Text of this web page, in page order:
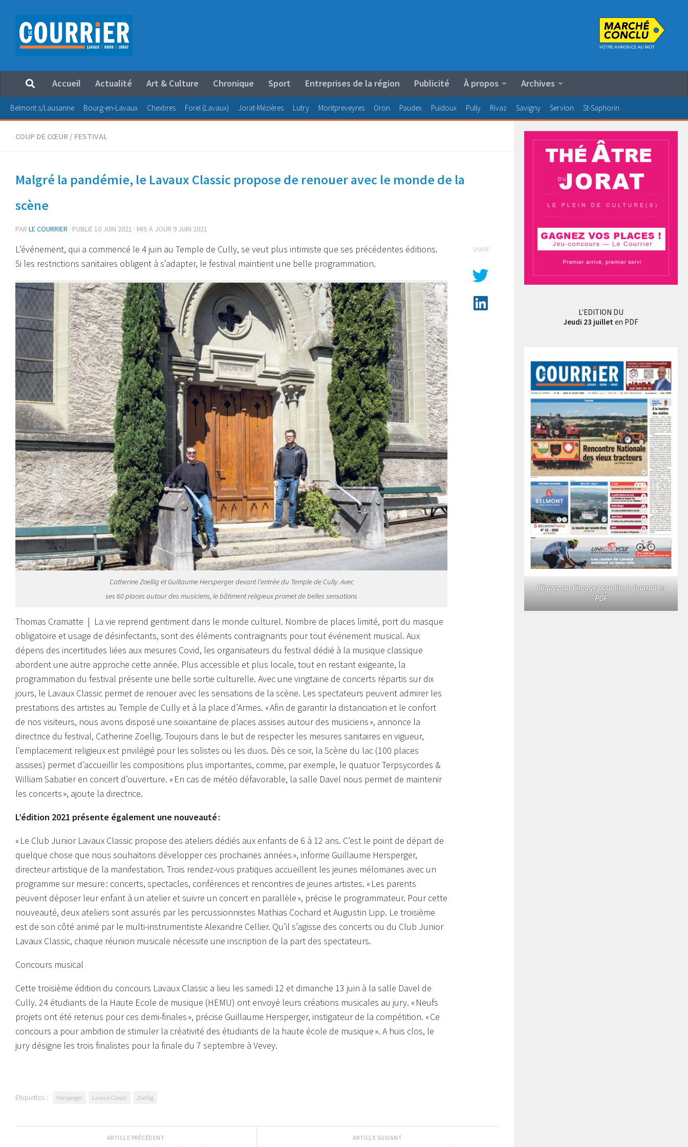
Au dessous du contenu
Accueil Actualité Art & Culture Chronique Sport Entreprises de la région Publicité À propos Archives
Belmont s/Lausanne Bourg-en-Lavaux Chexbres Forel (Lavaux) Jorat-Mézières Lutry Montpreveyres Oron Paudex Puidoux Pully Rivaz Savigny Servion St-Saphorin
COUP DE CŒUR / FESTIVAL
Malgré la pandémie, le Lavaux Classic propose de renouer avec le monde de la
scène
PAR LE COURRIER · PUBLIÉ 10 JUIN 2021 · MIS À JOUR 9 JUIN 2021
L’événement, qui a commencé le 4 juin au Temple de Cully, se veut plus intimiste que ses précédentes éditions.
Si les restrictions sanitaires obligent à s’adapter, le festival maintient une belle programmation.
Catherine Zoellig et Guillaume Hersperger devant l’entrée du Temple de Cully. Avec
ses 60 places autour des musiciens, le bâtiment religieux promet de belles sensations
Thomas Cramatte | La vie reprend gentiment dans le monde culturel. Nombre de places limité, port du masque
obligatoire et usage de désinfectants, sont des éléments contraignants pour tout événement musical. Aux
dépens des incertitudes liées aux mesures Covid, les organisateurs du festival dédié à la musique classique
abordent une autre approche cette année. Plus accessible et plus locale, tout en restant exigeante, la
programmation du festival présente une belle sortie culturelle. Avec une vingtaine de concerts répartis sur dix
jours, le Lavaux Classic permet de renouer avec les sensations de la scène. Les spectateurs peuvent admirer les
prestations des artistes au Temple de Cully et à la place d’Armes. « Afin de garantir la distanciation et le confort
de nos visiteurs, nous avons disposé une soixantaine de places assises autour des musiciens », annonce la
directrice du festival, Catherine Zoellig. Toujours dans le but de respecter les mesures sanitaires en vigueur,
l’emplacement religieux est privilégié pour les solistes ou les duos. Dès ce soir, la Scène du lac (100 places
assises) permet d’accueillir les compositions plus importantes, comme, par exemple, le quatuor Terpsycordes &
William Sabatier en concert d’ouverture. « En cas de météo défavorable, la salle Davel nous permet de maintenir
les concerts », ajoute la directrice.
L’édition 2021 présente également une nouveauté :
« Le Club Junior Lavaux Classic propose des ateliers dédiés aux enfants de 6 à 12 ans. C’est le point de départ de
quelque chose que nous souhaitons développer ces prochaines années », informe Guillaume Hersperger,
directeur artistique de la manifestation. Trois rendez-vous pratiques accueillent les jeunes mélomanes avec un
programme sur mesure : concerts, spectacles, conférences et rencontres de jeunes artistes. « Les parents
peuvent déposer leur enfant à un atelier et suivre un concert en parallèle », précise le programmateur. Pour cette
nouveauté, deux ateliers sont assurés par les percussionnistes Mathias Cochard et Augustin Lipp. Le troisième
est de son côté animé par le multi-instrumentiste Alexandre Cellier. Qu’il s’agisse des concerts ou du Club Junior
Lavaux Classic, chaque réunion musicale nécessite une inscription de la part des spectateurs.
Concours musical
Cette troisième édition du concours Lavaux Classic a lieu les samedi 12 et dimanche 13 juin à la salle Davel de
Cully. 24 étudiants de la Haute Ecole de musique (HEMU) ont envoyé leurs créations musicales au jury. « Neufs
projets ont été retenus pour ces demi-finales », précise Guillaume Hersperger, instigateur de la compétition. « Ce
concours a pour ambition de stimuler la créativité des étudiants de la haute école de musique ». A huis clos, le
jury désigne les trois finalistes pour la finale du 7 septembre à Vevey.
SHARE
Étiquettes : Hersperger Lavaux Classic Zoellig
ARTICLE SUIVANT
ARTICLE PRÉCÉDENT
L'EDITION DU
Jeudi 23 juillet en PDF
Cliquez sur l'image pour lire le journal en
PDF